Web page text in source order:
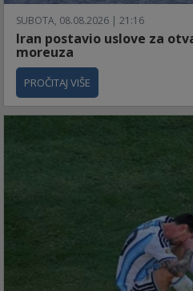
SUBOTA, 08.08.2026 | 21:16
Iran postavio uslove za
moreuza
PROČITAJ VIŠE